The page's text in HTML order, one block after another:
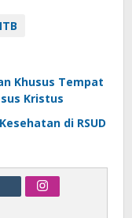
Khusus Tempat
Kristus
di RSUD